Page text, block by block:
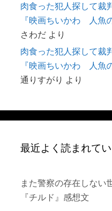
肉食った犯人探して裁
『映画ちいかわ 人魚
さわだ より
肉食った犯人探して裁
『映画ちいかわ 人魚
通りすがり より
最近よく読まれて
また警察の存在しない
『チルド』感想文